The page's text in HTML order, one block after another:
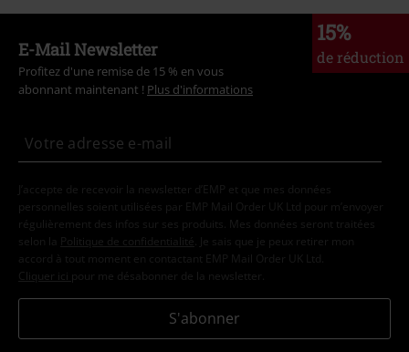
15%
de réduction
E-Mail Newsletter
Profitez d'une remise de 15 % en vous
abonnant maintenant ! Plus d'informations
J’accepte de recevoir la newsletter d’EMP et que mes données
personnelles soient utilisées par EMP Mail Order UK Ltd pour m’envoyer
régulièrement des infos sur ses produits. Mes données seront traitées
selon la
Politique de confidentialité . Je sais que je peux retirer mon
accord à tout moment en contactant EMP Mail Order UK Ltd.
Cliquer ici pour me désabonner de la newsletter.
S'abonner